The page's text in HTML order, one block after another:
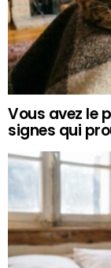
Vous avez le
signes qui